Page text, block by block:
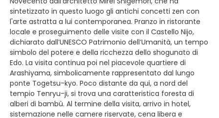
sintetizzato in questo luogo gli antichi concetti zen con
l'arte astratta a lui contemporanea. Pranzo in ristorante
locale e proseguimento delle visite con il Castello Nijo,
dichiarato dall’UNESCO Patrimonio dell’Umanità, un tempo
simbolo del potere e della ricchezza dello shogunato di
Edo. La visita continua poi nel piacevole quartiere di
Arashiyama, simbolicamente rappresentato dal lungo
ponte Togetsu-kyo. Poco distante da qui, a nord del
tempio Tenryu-ji, si trova una caratteristica foresta di
alberi di bambù. Al termine della visita, arrivo in hotel,
sistemazione nelle camere riservate, cena libera e